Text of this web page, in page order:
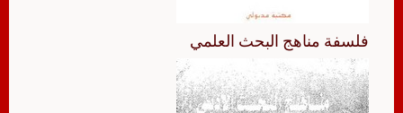
فلسفة مناهج البحث العلمي